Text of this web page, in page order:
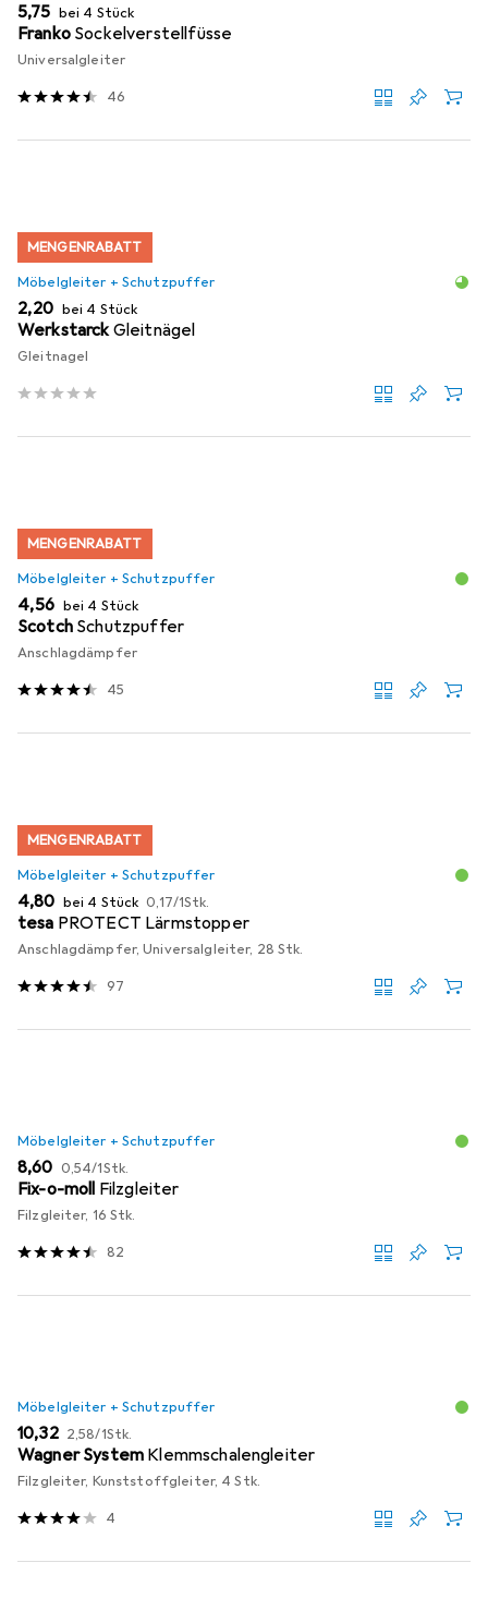
EUR
5,75 bei 4 Stück
Franko Sockelverstellfüsse
Universalgleiter
46
MENGENRABATT
Möbelgleiter + Schutzpuffer
EUR
2,20 bei 4 Stück
WerkstarckGleitnägel
Gleitnagel
MENGENRABATT
Möbelgleiter + Schutzpuffer
EUR
4,56 bei 4 Stück
Scotch Schutzpuffer
Anschlagdämpfer
45
MENGENRABATT
Möbelgleiter + Schutzpuffer
EUR
4,80 bei 4 Stück EUR
0,17/1Stk.
tesa PROTECT Lärmstopper
Anschlagdämpfer, Universalgleiter, 28 Stk.
97
Möbelgleiter + Schutzpuffer
EUR
8,60 EUR
0,54/1Stk.
Fix-o-moll Filzgleiter
Filzgleiter, 16 Stk.
82
Möbelgleiter + Schutzpuffer
EUR
10,32 EUR
2,58/1Stk.
Wagner System Klemmschalengleiter
Filzgleiter, Kunststoffgleiter, 4 Stk.
4